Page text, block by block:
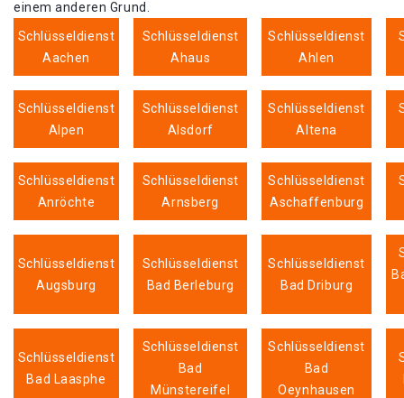
einem anderen Grund.
Schlüsseldienst
Aachen
Schlüsseldienst
Ahaus
Schlüsseldienst
Ahlen
Schlüsseldienst
Alpen
Schlüsseldienst
Alsdorf
Schlüsseldienst
Altena
Schlüsseldienst
Anröchte
Schlüsseldienst
Arnsberg
Schlüsseldienst
Aschaffenburg
Schlüsseldienst
Augsburg
Schlüsseldienst
Bad Berleburg
Schlüsseldienst
Bad Driburg
Schlüsseldienst
Bad Laasphe
Schlüsseldienst
Bad
Münstereifel
Schlüsseldienst
Bad
Oeynhausen